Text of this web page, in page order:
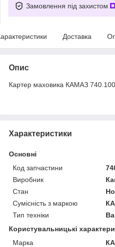
Замовлення під захистом
Доставка
Опис
Картер маховика КАМАЗ
Характеристики
Основні
Код запчастини
Виробник
Стан
Сумісність з маркою
Тип техніки
Користувальницькі
Марка